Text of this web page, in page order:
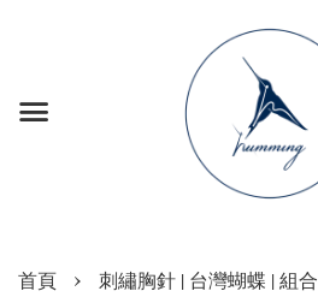
首頁 ›
刺繡胸針 | 台灣蝴蝶 | 組